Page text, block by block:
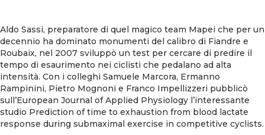
Aldo Sassi, preparatore di quel magico team Mapei che per un
decennio ha dominato monumenti del calibro di Fiandre e
Roubaix, nel 2007 sviluppò un test per cercare di predire il
tempo di esaurimento nei ciclisti che pedalano ad alta
intensità. Con i colleghi Samuele Marcora, Ermanno
Rampinini, Pietro Mognoni e Franco Impellizzeri pubblicò
sull’European Journal of Applied Physiology l’interessante
studio Prediction of time to exhaustion from blood lactate
response during submaximal exercise in competitive cyclists.